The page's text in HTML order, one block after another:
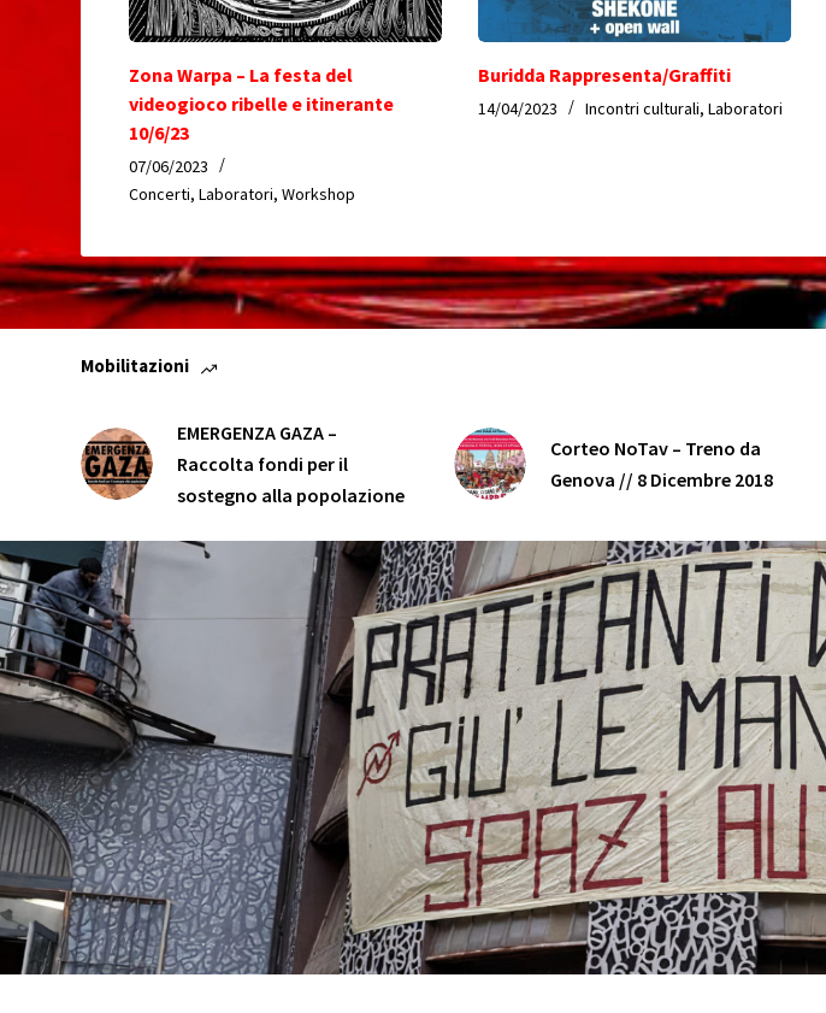
Zona Warpa – La festa del
videogioco ribelle e itinerante
10/6/23
07/06/2023
Concerti,Laboratori,Workshop
Buridda Rappresenta/Graffiti
14/04/2023 Incontri culturali,Laboratori
Mobilitazioni
EMERGENZA GAZA –
Raccolta fondi per il
sostegno alla popolazione
Corteo NoTav – Treno da
Genova // 8 Dicembre 2018